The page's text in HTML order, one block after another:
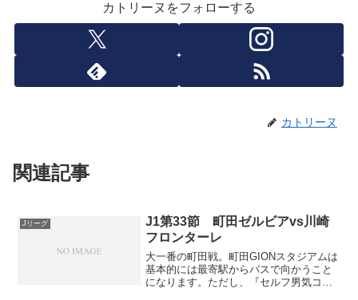
カトリーヌをフォローする
カトリーヌ
関連記事
Jリーグ
J1第33節 町田ゼルビアvs川崎
フロンターレ
大一番の町田戦。町田GIONスタジアムは
基本的には最寄駅からバスで向かうこと
になります。ただし、『セルフ男気コー